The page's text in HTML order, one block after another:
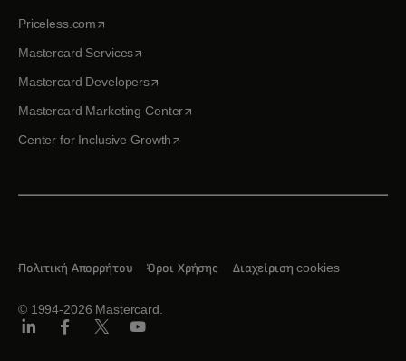
Priceless.comopens in a new tab
Mastercard Servicesopens in a new tab
Mastercard Developersopens in a new tab
Mastercard Marketing Centeropens in a new tab
Center for Inclusive Growthopens in a new tab
© 1994-2026 Mastercard.
Πολιτική Απορρήτου Όροι Χρήσης Διαχείριση cookies